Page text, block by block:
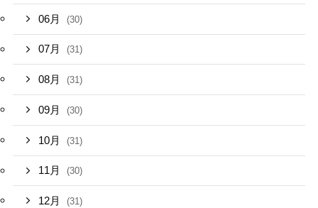
06月 (30)
07月 (31)
08月 (31)
09月 (30)
10月 (31)
11月 (30)
12月 (31)